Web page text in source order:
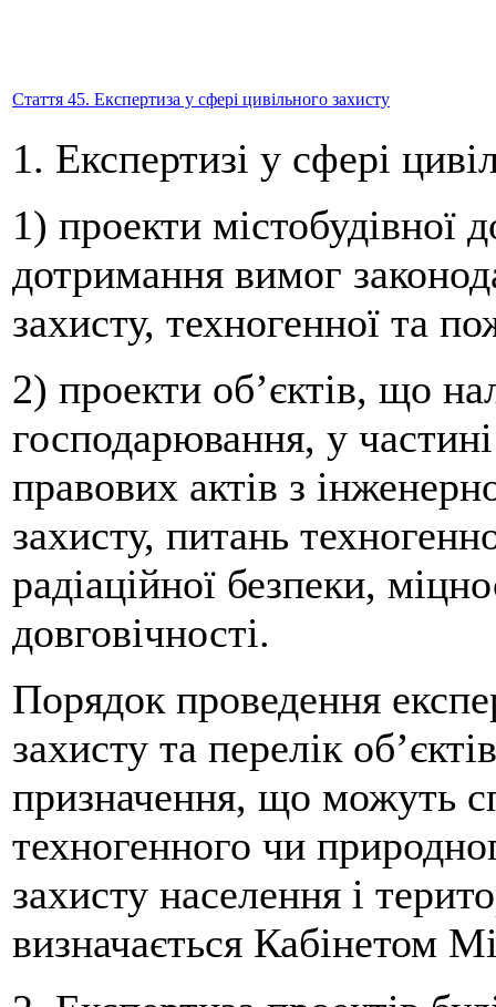
Стаття 45. Експертиза у сфері цивільного захисту
1. Експертизі у сфері
1) проекти містобудівної
дотримання вимог
захисту, техногенної та
2) проекти об’єктів, що
господарювання, у
правових актів з
захисту, питань
радіаційної безпеки,
довговічності.
Порядок проведення
захисту та перелік
призначення, що можуть
техногенного чи
захисту населення і
визначається Кабінетом